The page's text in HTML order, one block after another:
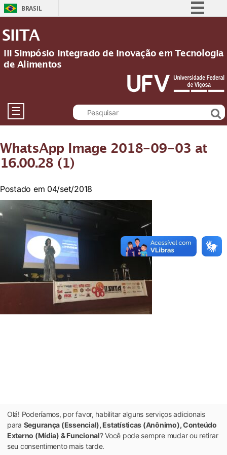
BRASIL
Participe
Acesso à informação
Legislação
Canais
SIITA
III Simpósio Integrado de Inovação em Tecnologia
de Alimentos
☰
WhatsApp Image 2018-09-03 at
16.00.28 (1)
Postado em 04/set/2018
Olá! Poderíamos, por favor, habilitar alguns serviços adicionais
para Segurança (Essencial), Estatísticas (Anônimo), Conteúdo
Externo (Mídia) & Funcional? Você pode sempre mudar ou retirar
seu consentimento mais tarde.